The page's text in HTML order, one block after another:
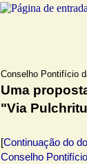
Conselho Pontifício
Uma
"Via
[Continuação do
Conselho